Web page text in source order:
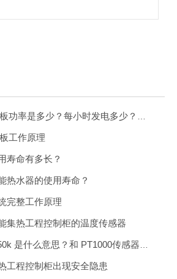
工作原理
寿命有多长？
热水器的使用寿命？
完整工作原理
集热工程控制柜的温度传感器
工程控制柜出现安全隐患